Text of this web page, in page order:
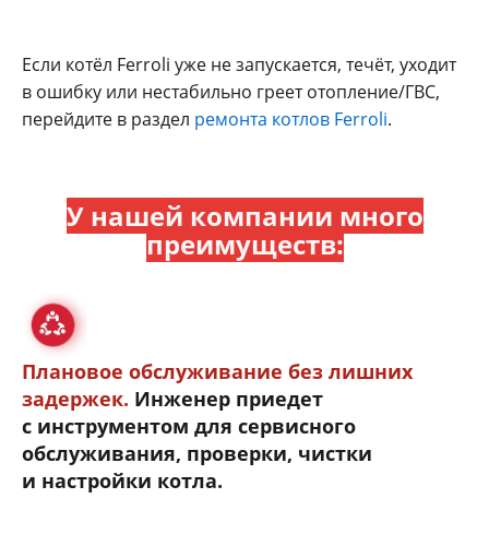
Если котёл Ferroli уже не запускается, течёт, уходит
в ошибку или нестабильно греет отопление/ГВС,
перейдите в раздел ремонта котлов Ferroli.
У нашей компании много
преимуществ:
Плановое обслуживание без лишних
задержек. Инженер приедет
с инструментом для сервисного
обслуживания, проверки, чистки
и настройки котла.